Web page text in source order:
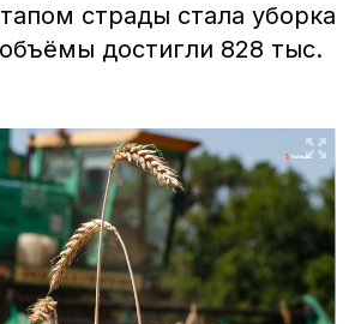
страды стала уборка
достигли 828 тыс.